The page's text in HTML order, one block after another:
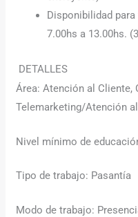
Disponibilidad
7.00hs a 13.00hs.
DETALLES
Área: Atención al Cliente,
Telemarketing/Atención
Nivel mínimo de
Tipo de trabajo: Pasantía
Modo de trabajo: